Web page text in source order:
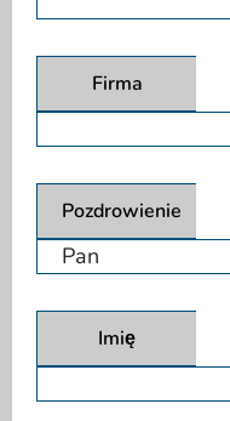
Firma
Pozdrowienie
Imię